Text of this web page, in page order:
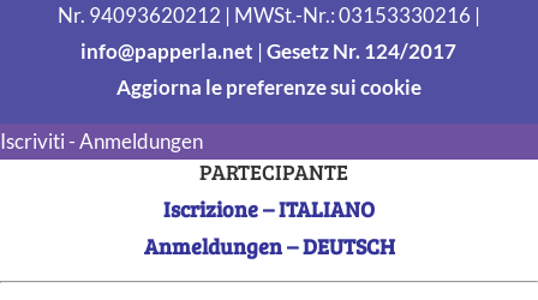
Nr. 94093620212 | MWSt.-Nr.: 03153330216 |
info@papperla.net |Gesetz Nr. 124/2017
Aggiorna le preferenze sui cookie
Iscriviti - Anmeldungen
PARTECIPANTE
Iscrizione – ITALIANO
Anmeldungen – DEUTSCH